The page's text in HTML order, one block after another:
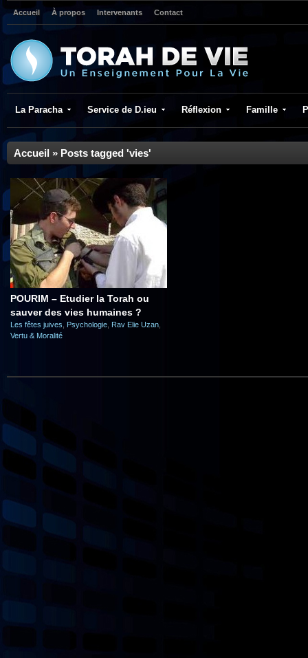
Accueil À propos Intervenants Contact
La Paracha Service de D.ieu Réflexion Famille
Accueil » Posts tagged 'vies'
POURIM – Etudier la Torah ou
sauver des vies humaines ?
Les fêtes juives Psychologie Rav Elie Uzan
Vertu & Moralité